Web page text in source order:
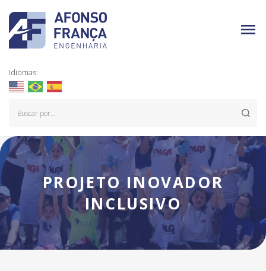
Idiomas:
PROJETO INOVADOR
INCLUSIVO